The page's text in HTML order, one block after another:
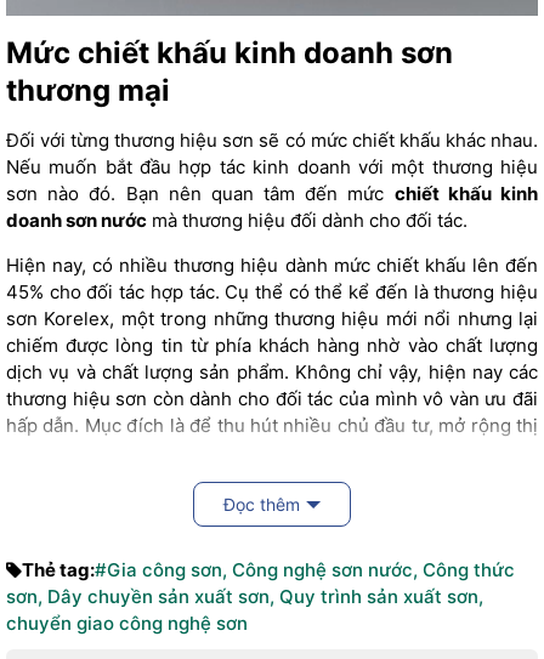
Mức chiết khấu kinh doanh sơn
thương mại
Đối với từng thương hiệu sơn sẽ có mức chiết khấu khác nhau.
Nếu muốn bắt đầu hợp tác kinh doanh với một thương hiệu
sơn nào đó. Bạn nên quan tâm đến mức chiết khấu kinh
doanh sơn nước mà thương hiệu đối dành cho đối tác.
Hiện nay, có nhiều thương hiệu dành mức chiết khấu lên đến
45% cho đối tác hợp tác. Cụ thể có thể kể đến là thương hiệu
sơn Korelex, một trong những thương hiệu mới nổi nhưng lại
chiếm được lòng tin từ phía khách hàng nhờ vào chất lượng
dịch vụ và chất lượng sản phẩm. Không chỉ vậy, hiện nay các
thương hiệu sơn còn dành cho đối tác của mình vô vàn ưu đãi
hấp dẫn. Mục đích là để thu hút nhiều chủ đầu tư, mở rộng thị
Tại sao nên quan tâm đến mức chiết
khấu kinh doanh sơn nước
Trên thực tế hiện nay lĩnh vực sơn nước là một trong những
Đọc thêm
Thẻ tag:#Gia công sơn, Công nghệ sơn nước, Công thức
sơn, Dây chuyền sản xuất sơn, Quy trình sản xuất sơn,
chuyển giao công nghệ sơn